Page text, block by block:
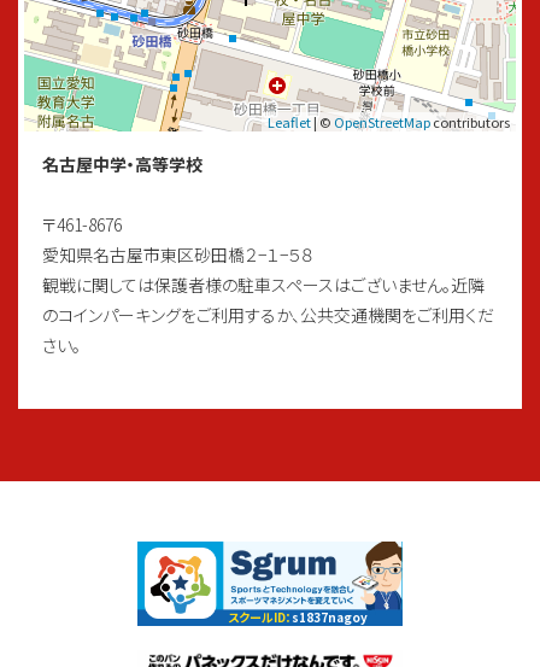
Leaflet| © OpenStreetMapcontributors
名古屋中学・高等学校
〒461-8676
愛知県名古屋市東区砂田橋２−１−５８
観戦に関しては保護者様の駐車スペースはございません。近隣
のコインパーキングをご利用するか、公共交通機関をご利用くだ
さい。
スクールID： s1837nagoy